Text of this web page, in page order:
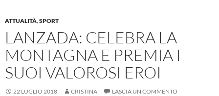
k p
ATTUALITÀ,SPORT
LANZADA: CELEBRA LA
MONTAGNA E PREMIA I
SUOI VALOROSI EROI
22 LUGLIO 2018 CRISTINA LASCIA UN COMMENTO